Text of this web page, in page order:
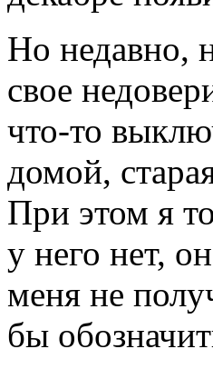
Но недавно,
свое
что-то
домой,
При этом я
у него нет,
меня не
бы